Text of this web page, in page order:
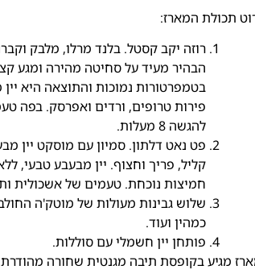
תכולת המארז:
רוזה יקב קסטל. בלנד מרלו, מלבק
הבהיר מעיד על סחיטה מהירה ומגע
בטמפרטורות נמוכות והתוצאה היא
פירות טרופים, ורדים ואפרסק. בפה
להגשה 8 מעלות.
קליל, פריך וחצוף. יין מבעבע טבעי,
חמיצות נוכחת. טעמים של אשכולית
שלוש גבינות מעולות של מוטק'ה
כמהין ועוד.
פותחן יין חשמלי עם סוללות.
מגיע בקופסת תיבה מגנטית שחורה